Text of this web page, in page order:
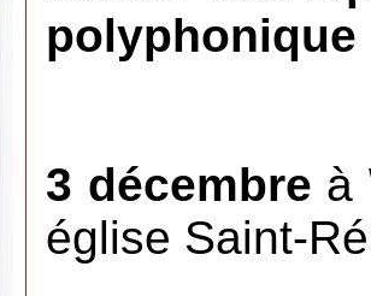
polyphonique
3 décembre à
église Saint-